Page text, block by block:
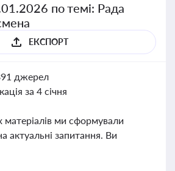
по темі: Рада
ЕКСПОРТ
джерел
за 4 січня
матеріалів ми сформували
актуальні запитання. Ви